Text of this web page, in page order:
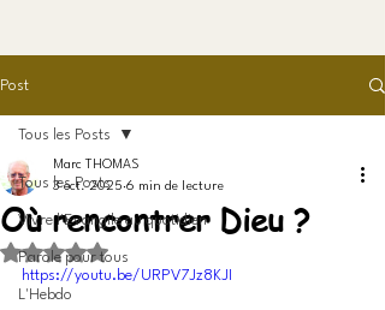
Post
Tous les Posts
Vivre l'Evangile au quotidien
Parole pour tous
L'Hebdo
Tous les Posts
Où rencontrer Dieu ?
Marc THOMAS
3 oct. 2025 6 min de lecture
Noté NaN étoiles sur 5.
https://youtu.be/URPV7Jz8KJI